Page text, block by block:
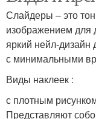
Слайдеры – это
изображением для
яркий нейл-дизайн
с минимальными
Виды наклеек :
с плотным
Представляют